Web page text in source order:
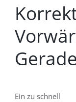
Ein zu schnell